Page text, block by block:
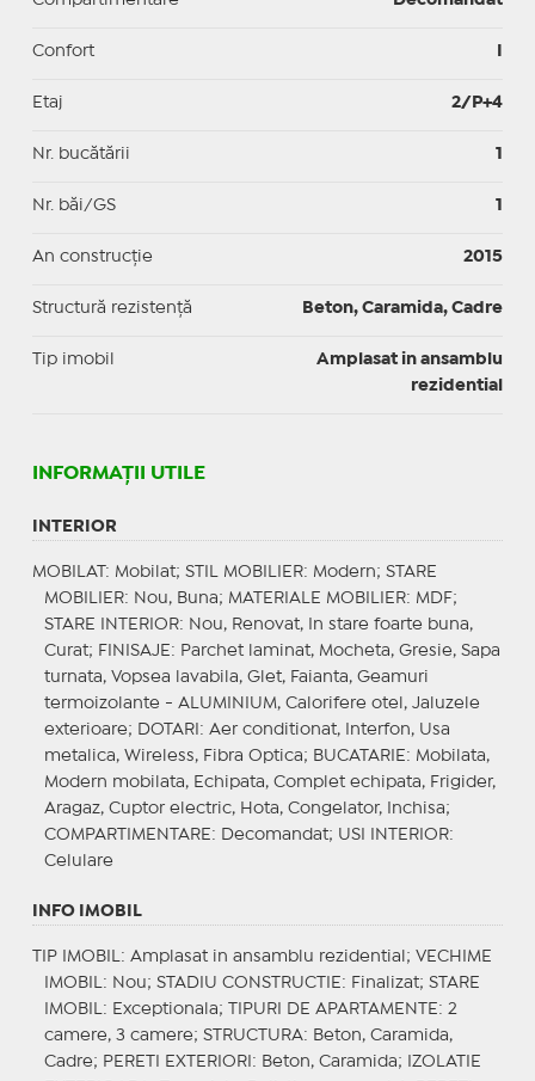
Confort
Etaj 2/P+4
Nr. bucătării 1
Nr. băi/GS 1
An construcție 2015
Structură rezistență Beton, Caramida, Cadre
Tip imobil
Amplasat in ansamblu
rezidential
INFORMAŢII UTILE
INTERIOR
MOBILAT : Mobilat; STIL MOBILIER: Modern; STARE
MOBILIER: Nou, Buna; MATERIALE MOBILIER: MDF;
STARE INTERIOR: Nou, Renovat, In stare foarte buna,
Curat; FINISAJE : Parchet laminat, Mocheta, Gresie, Sapa
turnata, Vopsea lavabila, Glet, Faianta, Geamuri
termoizolante - ALUMINIUM, Calorifere otel, Jaluzele
exterioare;
DOTARI : Aer conditionat, Interfon, Usa
metalica, Wireless, Fibra Optica; BUCATARIE : Mobilata,
Modern mobilata, Echipata, Complet echipata, Frigider,
Aragaz, Cuptor electric, Hota, Congelator, Inchisa;
COMPARTIMENTARE : Decomandat; USI INTERIOR:
Celulare
INFO IMOBIL
TIP IMOBIL : Amplasat in ansamblu rezidential; VECHIME
IMOBIL : Nou; STADIU CONSTRUCTIE : Finalizat; STARE
IMOBIL : Exceptionala; TIPURI DE APARTAMENTE : 2
camere, 3 camere; STRUCTURA: Beton, Caramida,
Cadre; PERETI EXTERIORI : Beton, Caramida;
IZOLATIE